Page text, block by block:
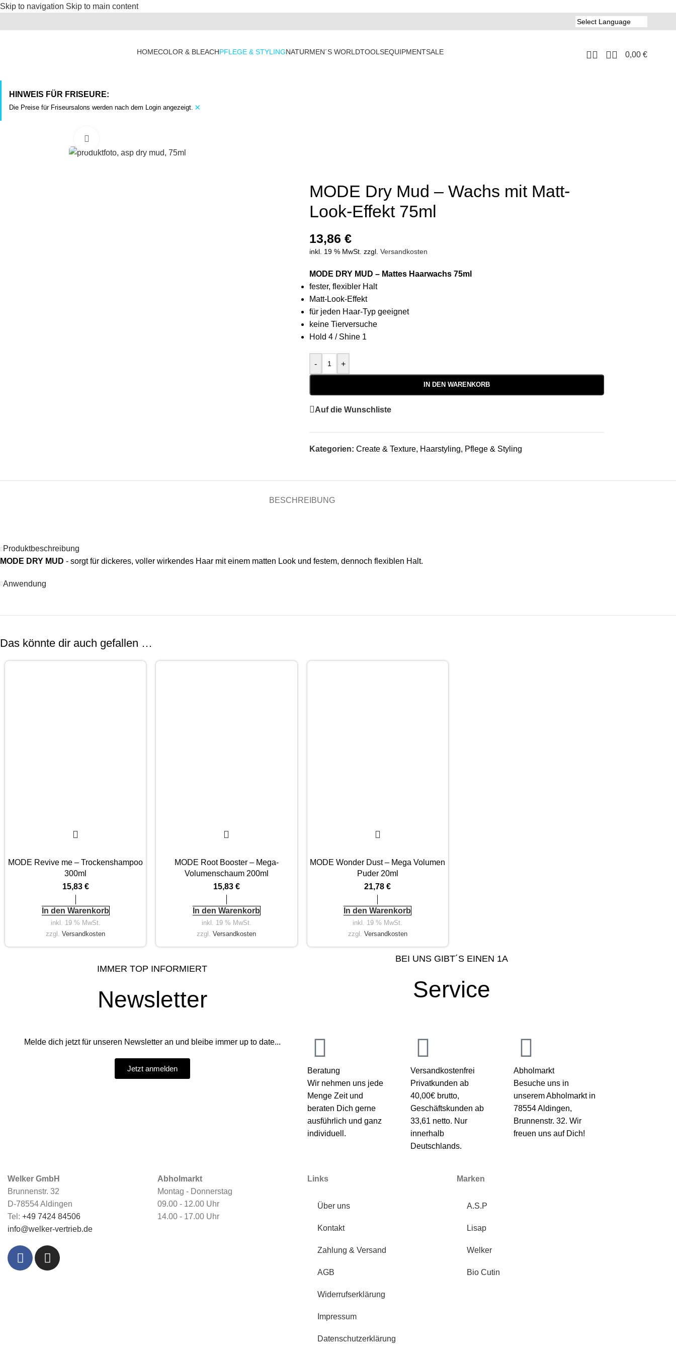
Skip to navigation Skip to main content
HOMECOLOR & BLEACHPFLEGE & STYLINGNATURMEN´S WORLDTOOLSEQUIPMENTSALE 0,00 €
HINWEIS FÜR FRISEURE:
Die Preise für Friseursalons werden nach dem Login angezeigt. ×
MODE Dry Mud – Wachs mit Matt-
Look-Effekt 75ml
13,86€
inkl. 19 % MwSt. zzgl.Versandkosten
MODE DRY MUD – Mattes Haarwachs 75ml
fester, flexibler Halt
Matt-Look-Effekt
für jeden Haar-Typ geeignet
keine Tierversuche
Hold 4 / Shine 1
- +
IN DEN WARENKORB
Auf die Wunschliste
Kategorien: Create & Texture, Haarstyling, Pflege & Styling
BESCHREIBUNG
Produktbeschreibung
MODE DRY MUD - sorgt für dickeres, voller wirkendes Haar mit einem matten Look und festem, dennoch flexiblen Halt.
Anwendung
Das könnte dir auch gefallen …
MODE Revive me – Trockenshampoo
300ml
15,83 €
In den Warenkorb
inkl. 19 % MwSt.
zzgl.Versandkosten
MODE Root Booster – Mega-
Volumenschaum 200ml
15,83 €
In den Warenkorb
inkl. 19 % MwSt.
zzgl.Versandkosten
MODE Wonder Dust – Mega Volumen
Puder 20ml
21,78€
In den Warenkorb
inkl. 19 % MwSt.
zzgl. Versandkosten
IMMER TOP INFORMIERT
Newsletter
Melde dich jetzt für unseren Newsletter an und bleibe immer up to date...
Jetzt anmelden
BEI UNS GIBT´S EINEN 1A
Service
Beratung
Wir nehmen uns jede
Menge Zeit und
beraten Dich gerne
ausführlich und ganz
individuell.
Versandkostenfrei
Privatkunden ab
40,00€ brutto,
Geschäftskunden ab
33,61 netto. Nur
innerhalb
Deutschlands.
Abholmarkt
Besuche uns in
unserem Abholmarkt in
78554 Aldingen,
Brunnenstr. 32. Wir
freuen uns auf Dich!
Welker GmbH
Brunnenstr. 32
D-78554 Aldingen
Tel: +49 7424 84506
info@welker-vertrieb.de
Abholmarkt
Montag - Donnerstag
09.00 - 12.00 Uhr
14.00 - 17.00 Uhr
Links
Über uns
Kontakt
Zahlung & Versand
AGB
Widerrufserklärung
Impressum
Datenschutzerklärung
Marken
A.S.P
Lisap
Welker
Bio Cutin